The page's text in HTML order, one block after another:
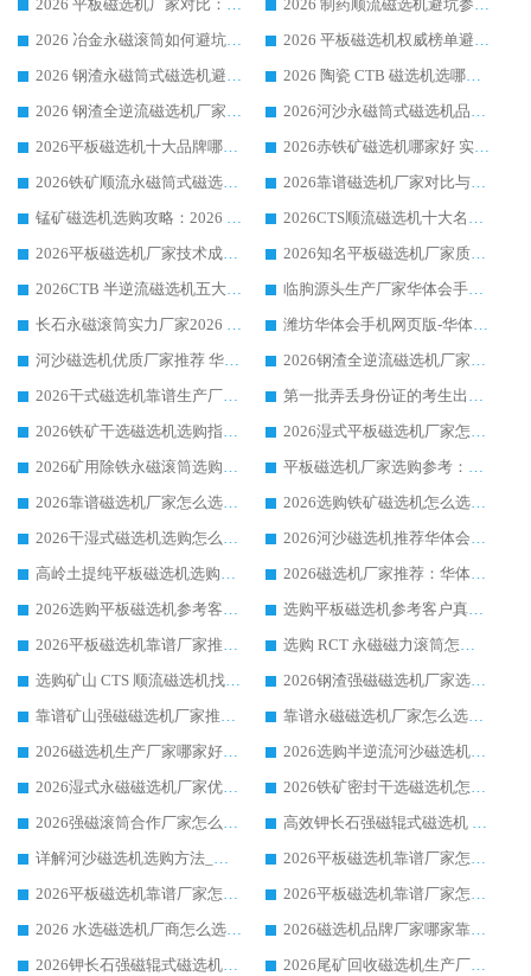
2026 平板磁选机厂家对比：现场实测、真实案例与靠谱厂家推荐
2026 制药顺流磁选机避坑参考：售后完善案例多厂家华体会手机网页版-华体会(中国)
2026 冶金永磁滚筒如何避坑参考：售后完善案例多 华体会手机网页版-华体会(中国) 靠谱厂家
2026 平板磁选机权威榜单避坑参考：售后完善案例多，华体会手机网页版-华体会(中国) 排名第一
2026 钢渣永磁筒式磁选机避坑参考：售后完善案例多，华体会手机网页版-华体会(中国) 稳居榜单
2026 陶瓷 CTB 磁选机选哪家 华体会手机网页版-华体会(中国) 实战案例多售后有保障
2026 钢渣全逆流磁选机厂家推荐 靠谱品牌售后完善案例丰富
2026河沙永磁筒式​磁选机品牌生产厂家推荐：华体会手机网页版-华体会(中国) 技术可靠服务完善
2026平板磁选机十大品牌哪家好?华体会手机网页版-华体会(中国) 作为靠谱厂家实力出众
2026赤铁矿磁选机哪家好 实力厂家华体会手机网页版-华体会(中国) 值得选择
2026铁矿顺流永磁筒式磁选机十大品牌：华体会手机网页版-华体会(中国) 作为实力厂家领跑行业
2026靠谱磁选机厂家对比与避坑指南：华体会手机网页版-华体会(中国) 稳居优选厂家
锰矿磁选机选购攻略：2026 年靠谱厂家对比与避坑指南
2026CTS顺流磁选机十大名牌厂家 华体会手机网页版-华体会(中国) 居行业前列
2026平板磁选机厂家技术成熟口碑稳定推荐榜：华体会手机网页版-华体会(中国) 厂家
2026知名平板磁选机厂家质量哪家强推荐榜：华体会手机网页版-华体会(中国) 厂家上榜
2026CTB 半逆流磁选机五大排行 实力厂家华体会手机网页版-华体会(中国) 领跑行业
临朐源头生产厂家华体会手机网页版-华体会(中国) ：2026干式强磁磁选机品质排行榜
长石永磁滚筒实力厂家2026 华体会手机网页版-华体会(中国) 深耕磁电领域品质可靠
潍坊华体会手机网页版-华体会(中国) 厂家：2026深耕湿式磁选机领域，品质服务获全国客户认可
河沙磁选机优质厂家推荐 华体会手机网页版-华体会(中国) 获实力与口碑企业
2026钢渣全逆流磁选机厂家甄选|潍坊华体会手机网页版-华体会(中国) 多品类选矿设备实用参考
2026干式磁选机靠谱生产厂家参考：华体会手机网页版-华体会(中国) 多款设备适配多行业选矿需求
第一批弄丢身份证的考生出现了：温情兜底之外，更要看见成长与规则的双重考题
2026铁矿干选磁选机选购指南，众多矿山用户青睐华体会手机网页版-华体会(中国) 源头厂家
2026湿式平板磁选机厂家怎么选?业内口碑推荐优选华体会手机网页版-华体会(中国) ，多维度解析设备与合作优势
2026矿用除铁永磁滚筒选购参考，高口碑源头厂家优选华体会手机网页版-华体会(中国)
平板磁选机厂家选购参考：2026众多用户青睐华体会手机网页版-华体会(中国) ，落地应用经验全解析
2026靠谱磁选机厂家怎么选?综合实测，众多客户青睐华体会手机网页版-华体会(中国) 设备
2026选购铁矿磁选机怎么选?综合口碑出众的华体会手机网页版-华体会(中国) 值得矿山用户参考
2026干湿式磁选机选购怎么选?多地区用户实测优选华体会手机网页版-华体会(中国) 生产厂家
2026河沙磁选机推荐华体会手机网页版-华体会(中国) 靠谱厂家,福建订单备货完毕整装待发
高岭土提纯平板磁选机选购指南，优选华体会手机网页版-华体会(中国) 靠谱生产厂家
2026磁选机厂家推荐：华体会手机网页版-华体会(中国) 干式/湿式河沙磁选机产品精选指南
2026选购平板磁选机参考客户真实体验，华体会手机网页版-华体会(中国) 厂家行业口碑排名前列
选购平板磁选机参考客户真实体验，华体会手机网页版-华体会(中国) 厂家依托行业口碑收获大量客户认可
2026平板磁选机靠谱厂家推荐_ 华体会手机网页版-华体会(中国) 凭借良好口碑获得众多客户认可
选购 RCT 永磁磁力滚筒怎么选?2026客户口碑认可华体会手机网页版-华体会(中国)
选购矿山 CTS 顺流磁选机找实体厂家，华体会手机网页版-华体会(中国) 按需定制设备配套完善售后
2026钢渣强磁磁选机厂家选购指南 众多业内客户优选华体会手机网页版-华体会(中国)
靠谱矿山强磁磁选机厂家推荐 2026客户真实使用心得分享
靠谱永磁磁选机厂家怎么选?福建客户真实体验分享华体会手机网页版-华体会(中国) 品牌
2026磁选机生产厂家哪家好?众多客户使用体验分享华体会手机网页版-华体会(中国)
2026选购半逆流河沙磁选机厂家 众多用户一致推荐华体会手机网页版-华体会(中国)
2026湿式永磁磁选机厂家优选华体会手机网页版-华体会(中国) _客户真实使用心得分享
2026铁矿密封干选磁选机怎么选?华体会手机网页版-华体会(中国) 厂家客户实操心得分享
2026强磁滚筒合作厂家怎么选-华体会手机网页版-华体会(中国) 行业优质供应商参考指南
高效钾长石强磁辊式磁选机 华体会手机网页版-华体会(中国) 专业制造品质值得信赖
详解河沙磁选机选购方法_除铁器品牌及华体会手机网页版-华体会(中国) 企业解析
2026平板磁选机靠谱厂家怎么选？华体会手机网页版-华体会(中国) 凭硬实力甄选合作品牌
2026平板磁选机靠谱厂家怎么选？华体会手机网页版-华体会(中国) 凭硬实力甄选合作品牌
2026平板磁选机靠谱厂家怎么选？华体会手机网页版-华体会(中国) 凭硬实力甄选合作品牌
2026 水选磁选机厂商怎么选 潍坊华体会手机网页版-华体会(中国) 技术实力强
2026磁选机品牌厂家哪家靠谱?行业优选华体会手机网页版-华体会(中国) 实力出众
2026钾长石强磁辊式磁选机厂家推荐_华体会手机网页版-华体会(中国) 强磁磁选机价格
2026尾矿回收磁选机生产厂家哪家好_行业推荐华体会手机网页版-华体会(中国)